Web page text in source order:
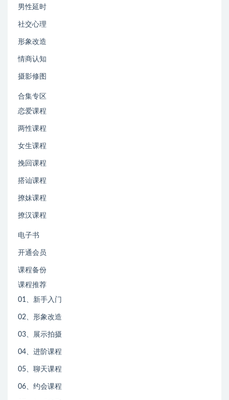
男性延时
社交心理
形象改造
情商认知
摄影修图
合集专区
恋爱课程
两性课程
女生课程
挽回课程
搭讪课程
撩妹课程
撩汉课程
电子书
开通会员
课程备份
课程推荐
01、新手入门
02、形象改造
03、展示拍摄
04、进阶课程
05、聊天课程
06、约会课程